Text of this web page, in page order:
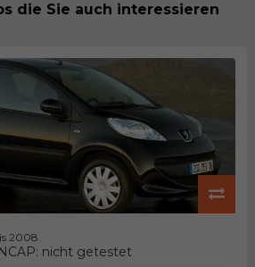
die Sie auch interessieren
2008.
nicht getestet